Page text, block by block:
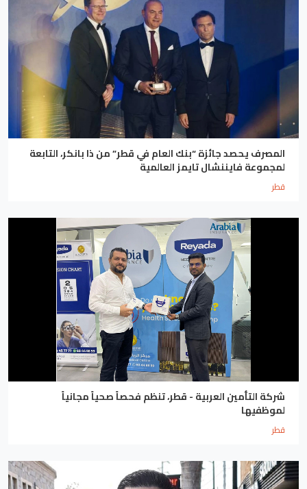
المصرف يحصد جائزة “بنك العام في قطر” من ذا بانكر، التابعة
لمجموعة فايننشال تايمز العالمية
قطر
شركة التأمين العربية - قطر، تنظم فحصاً صحياً مجانياً
لموظفيها
قطر